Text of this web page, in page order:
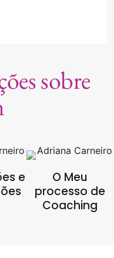
sobre
e
O Meu
processo de
Coaching